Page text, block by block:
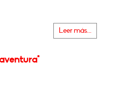
Leer más...